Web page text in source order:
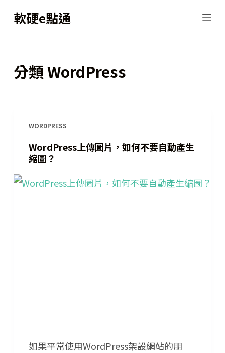
跳
內
軟硬e點通
分類WordPress
WORDPRESS
WordPress上傳圖片，如何不要自動產生
縮圖？
如果平常使用WordPress架設網站的朋